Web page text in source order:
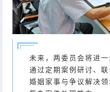
未来，两委员会将进
通过定期案例研讨、
婚姻家事与争议解决